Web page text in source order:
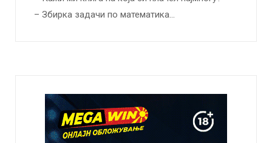
– Збирка задачи по математика…